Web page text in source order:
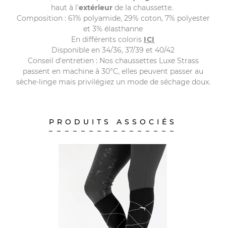
haut à l'extérieur de la chaussette.
Composition : 61% polyamide, 29% coton, 7% polyester
et 3% élasthanne
En différents coloris ICI
Disponible en 34/36, 37/39 et 40/42
Conseil d'entretien : Nos chaussettes Luxe Strass
passent en machine à 30°C, elles peuvent passer au
sèche-linge mais privilégiez un mode de séchage doux.
PRODUITS ASSOCIÉS